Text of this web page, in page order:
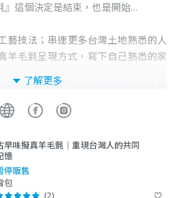
』這個決定是結束，也是開始…
藝技法；串連更多台灣土地熟悉的人
羊毛氈呈現方式，寫下自己熟悉的家
的…幸福味道，將下課後4點鐘開入眷
地一個個手工文創商品，將手作羊毛
色產生多元的漸層變化，出爐後變成
式樣的文創商品。
在地美食人文風景，寫下你我的共同
大大的舞台，讓國際更能看到不一樣
灣小小寶島美食走向更有魅力的『食
了解更多
早味擬真羊毛氈｜重現台灣人的共同
憶
停販售
包
(2)